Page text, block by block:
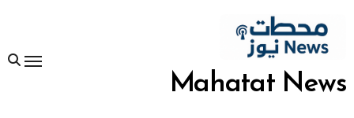
المحتوى
Mahatat News